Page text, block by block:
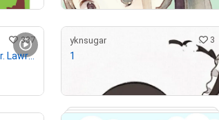
337
96-1 "Merry Christmas Mr. Lawrence" Ryuichi Sakamoto 坂本 龍一
yknsugar 3
1